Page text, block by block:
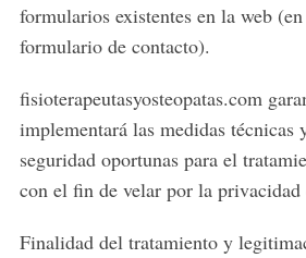
formularios existentes en la web
formulario de contacto).
fisioterapeutasyosteopatas.com
implementará las medidas técnicas
seguridad oportunas para el
con el fin de velar por la
Finalidad del tratamiento y